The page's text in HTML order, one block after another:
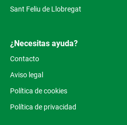
Sant Feliu de Llobregat
¿Necesitas ayuda?
Contacto
Aviso legal
Política de cookies
Política de privacidad